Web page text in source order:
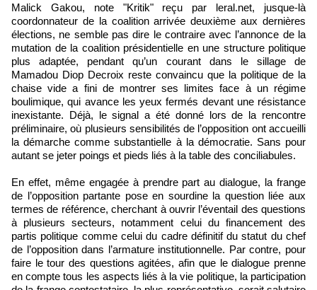
Malick Gakou, note "Kritik" reçu par leral.net, jusque-là
coordonnateur de la coalition arrivée deuxième aux dernières
élections, ne semble pas dire le contraire avec l’annonce de la
mutation de la coalition présidentielle en une structure politique
plus adaptée, pendant qu’un courant dans le sillage de
Mamadou Diop Decroix reste convaincu que la politique de la
chaise vide a fini de montrer ses limites face à un régime
boulimique, qui avance les yeux fermés devant une résistance
inexistante. Déjà, le signal a été donné lors de la rencontre
préliminaire, où plusieurs sensibilités de l’opposition ont accueilli
la démarche comme substantielle à la démocratie. Sans pour
autant se jeter poings et pieds liés à la table des conciliabules.
En effet, même engagée à prendre part au dialogue, la frange
de l’opposition partante pose en sourdine la question liée aux
termes de référence, cherchant à ouvrir l’éventail des questions
à plusieurs secteurs, notamment celui du financement des
partis politique comme celui du cadre définitif du statut du chef
de l’opposition dans l’armature institutionnelle. Par contre, pour
faire le tour des questions agitées, afin que le dialogue prenne
en compte tous les aspects liés à la vie politique, la participation